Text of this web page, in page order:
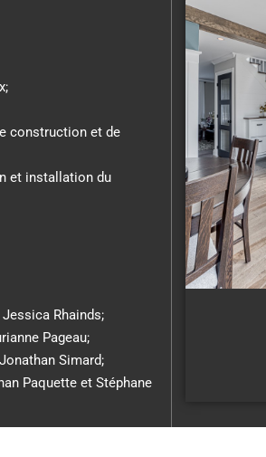
construction et de
et installation du
Rhainds;
Pageau;
Simard;
Paquette et Stéphane